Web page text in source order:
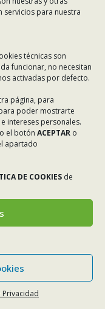
servicios para nuestra
técnicas son
funcionar, no necesitan
activadas por defecto.
página, para
poder mostrarte
intereses personales.
el botón ACEPTAR o
apartado
DE COOKIES de
Privacidad